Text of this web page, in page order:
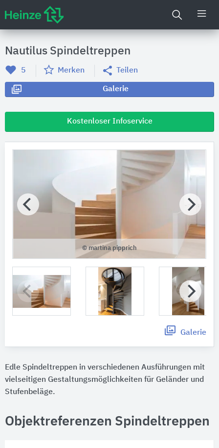
Nautilus Spindeltreppen
5 Merken Teilen
Galerie
Kostenloser Infoservice
© martina pipprich
Galerie
Edle Spindeltreppen in verschiedenen Ausführungen mit
vielseitigen Gestaltungsmöglichkeiten für Geländer und
Stufenbeläge.
Objektreferenzen Spindeltreppen